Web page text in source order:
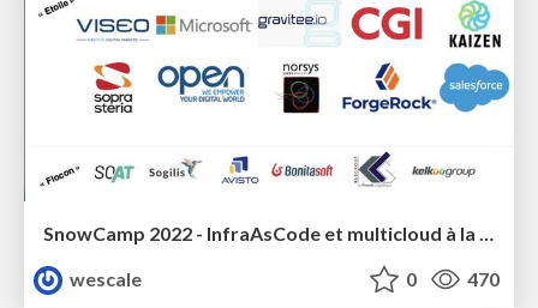
SnowCamp 2022 - InfraAsCode et multicloud à la sauce Kubernetes avec Crossplane
wescale
0 470